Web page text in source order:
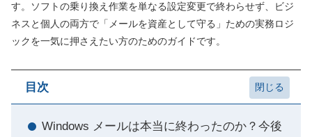
す。ソフトの乗り換え作業を単なる設定変更で終わらせず、ビジ
ネスと個人の両方で「メールを資産として守る」ための実務ロジ
ックを一気に押さえたい方のためのガイドです。
目次
Windows メールは本当に終わったのか？今後